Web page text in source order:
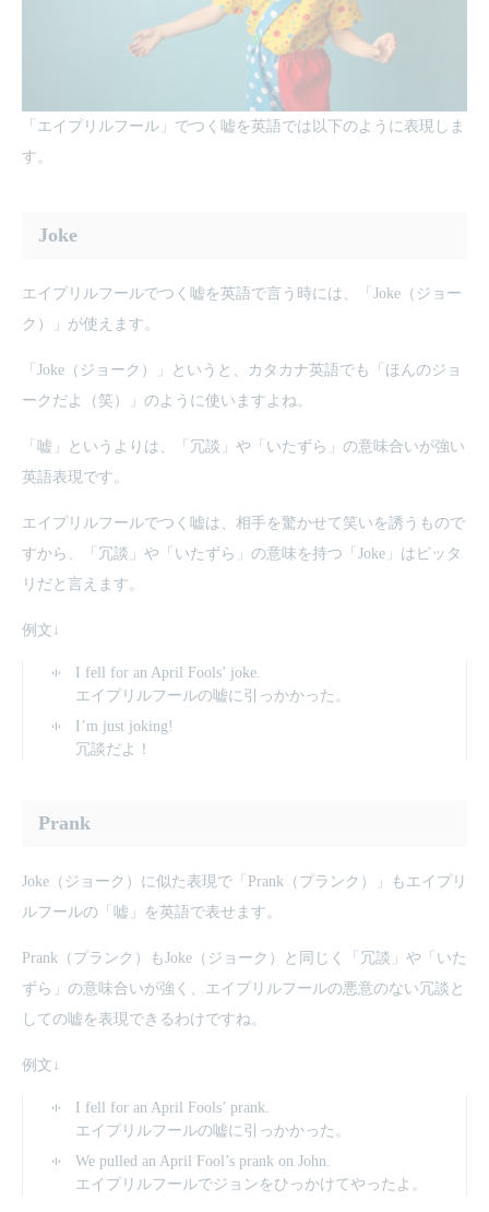
「エイプリルフール」でつく嘘を英語では以下のように表現しま
す。
Joke
エイプリルフールでつく嘘を英語で言う時には、「Joke（ジョー
ク）」が使えます。
「Joke（ジョーク）」というと、カタカナ英語でも「ほんのジョ
ークだよ（笑）」のように使いますよね。
「嘘」というよりは、「冗談」や「いたずら」の意味合いが強い
英語表現です。
エイプリルフールでつく嘘は、相手を驚かせて笑いを誘うもので
すから、「冗談」や「いたずら」の意味を持つ「Joke」はピッタ
リだと言えます。
例文↓
I fell for an April Fools’ joke.
エイプリルフールの嘘に引っかかった。
I’m just joking!
冗談だよ！
Prank
Joke（ジョーク）に似た表現で「Prank（プランク）」もエイプリ
ルフールの「嘘」を英語で表せます。
Prank（プランク）もJoke（ジョーク）と同じく「冗談」や「いた
ずら」の意味合いが強く、エイプリルフールの悪意のない冗談と
しての嘘を表現できるわけですね。
例文↓
I fell for an April Fools’ prank.
エイプリルフールの嘘に引っかかった。
We pulled an April Fool’s prank on John.
エイプリルフールでジョンをひっかけてやったよ。